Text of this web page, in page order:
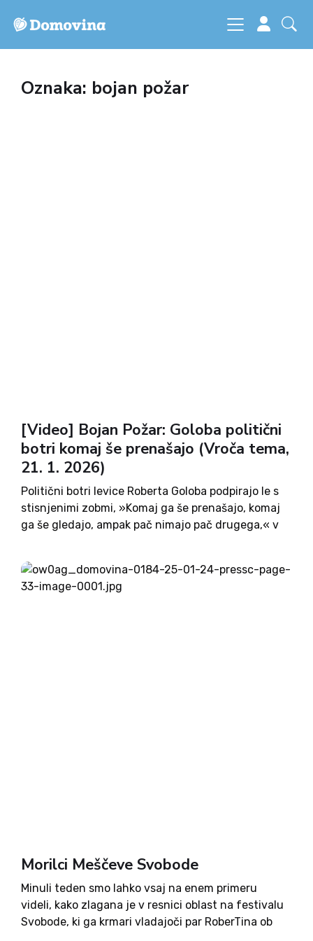
Oznaka: bojan požar
[Video] Bojan Požar: Goloba politični
botri komaj še prenašajo (Vroča tema,
21. 1. 2026)
Politični botri levice Roberta Goloba podpirajo le s
stisnjenimi zobmi, »Komaj ga še prenašajo, komaj
ga še gledajo, ampak pač nimajo pač drugega,« v
poudarja novinar in publicist Bojan Požar. Kot
pravi, bo Golob...
Morilci Meščeve Svobode
Minuli teden smo lahko vsaj na enem primeru
videli, kako zlagana je v resnici oblast na festivalu
Svobode, ki ga krmari vladajoči par RoberTina ob